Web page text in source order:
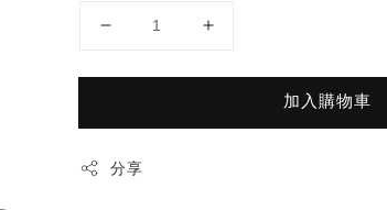
加入購物車
分享